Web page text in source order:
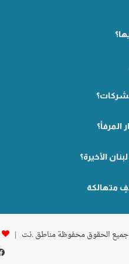
الأخيرة؟
متهالكة